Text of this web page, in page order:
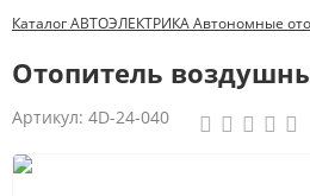
КаталогАВТОЭЛЕКТРИКААвтономные
Отопитель
Артикул: 4D-24-040